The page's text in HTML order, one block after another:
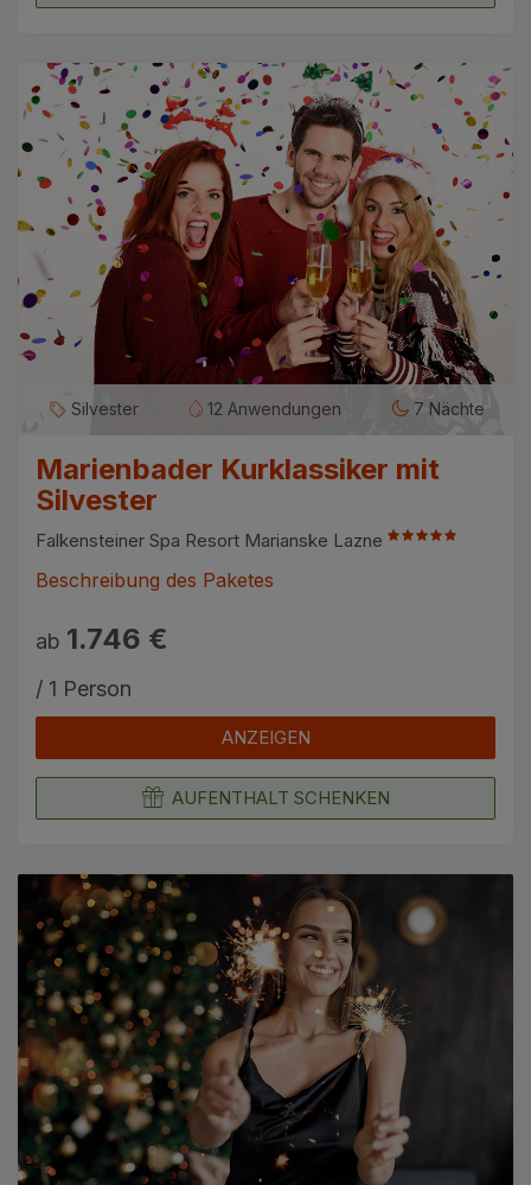
Silvester 12 Anwendungen 7 Nächte
Marienbader Kurklassiker mit
Silvester
Falkensteiner Spa Resort Marianske Lazne
Beschreibung des Paketes
ab 1.746 €
/ 1 Person
ANZEIGEN
AUFENTHALT SCHENKEN